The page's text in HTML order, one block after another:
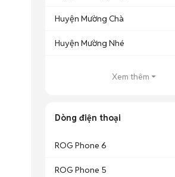
Huyện Mường Chà
Huyện Mường Nhé
Xem thêm
Dòng điện thoại
ROG Phone 6
ROG Phone 5